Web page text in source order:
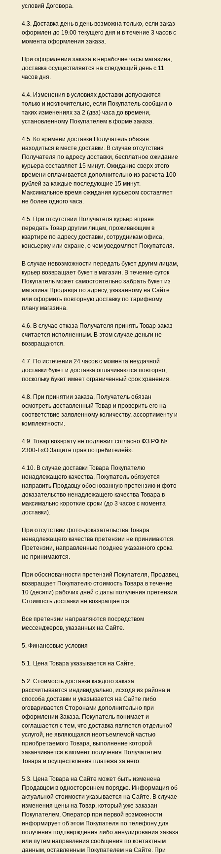
условий Договора.
4.3. Доставка день в день возможна только, если заказ
оформлен до 19.00 текущего дня и в течение 3 часов с
момента оформления заказа.
При оформлении заказа в нерабочие часы магазина,
доставка осуществляется на следующий день с 11
часов дня.
4.4. Изменения в условиях доставки допускаются
только и исключительно, если Покупатель сообщил о
таких изменениях за 2 (два) часа до времени,
установленному Покупателем в форме заказа.
4.5. Ко времени доставки Получатель обязан
находиться в месте доставки. В случае отсутствия
Получателя по адресу доставки, бесплатное ожидание
курьера составляет 15 минут. Ожидание сверх этого
времени оплачивается дополнительно из расчета 100
рублей за каждые последующие 15 минут.
Максимальное время ожидания курьером составляет
не более одного часа.
4.5. При отсутствии Получателя курьер вправе
передать Товар другим лицам, проживающим в
квартире по адресу доставки, сотрудникам офиса,
консьержу или охране, о чем уведомляет Покупателя.
В случае невозможности передать букет другим лицам,
курьер возвращает букет в магазин. В течение суток
Покупатель может самостоятельно забрать букет из
магазина Продавца по адресу, указанному на Сайте
или оформить повторную доставку по тарифному
плану магазина.
4.6. В случае отказа Получателя принять Товар заказ
считается исполненным. В этом случае деньги не
возвращаются.
4.7. По истечении 24 часов с момента неудачной
доставки букет и доставка оплачиваются повторно,
поскольку букет имеет ограниченный срок хранения.
4.8. При принятии заказа, Получатель обязан
осмотреть доставленный Товар и проверить его на
соответствие заявленному количеству, ассортименту и
комплектности.
4.9. Товар возврату не подлежит согласно ФЗ РФ №
2300-I «О Защите прав потребителей».
4.10. В случае доставки Товара Покупателю
ненадлежащего качества, Покупатель обязуется
направить Продавцу обоснованную претензию и фото-
доказательство ненадлежащего качества Товара в
максимально короткие сроки (до 3 часов с момента
доставки).
При отсутствии фото-доказательства Товара
ненадлежащего качества претензии не принимаются.
Претензии, направленные позднее указанного срока
не принимаются.
При обоснованности претензий Покупателя, Продавец
возвращает Покупателю стоимость Товара в течение
10 (десяти) рабочих дней с даты получения претензии.
Стоимость доставки не возвращается.
Все претензии направляются посредством
мессенджеров, указанных на Сайте.
5. Финансовые условия
5.1. Цена Товара указывается на Сайте.
5.2. Стоимость доставки каждого заказа
рассчитывается индивидуально, исходя из района и
способа доставки и указывается на Сайте либо
оговаривается Сторонами дополнительно при
оформлении Заказа. Покупатель понимает и
соглашается с тем, что доставка является отдельной
услугой, не являющаяся неотъемлемой частью
приобретаемого Товара, выполнение которой
заканчивается в момент получения Получателем
Товара и осуществления платежа за него.
5.3. Цена Товара на Сайте может быть изменена
Продавцом в одностороннем порядке. Информация об
актуальной стоимости указывается на Сайте. В случае
изменения цены на Товар, который уже заказан
Покупателем, Оператор при первой возможности
информирует об этом Покупателя по телефону для
получения подтверждения либо аннулирования заказа
или путем направления сообщения по контактным
данным, оставленным Покупателем на Сайте. При